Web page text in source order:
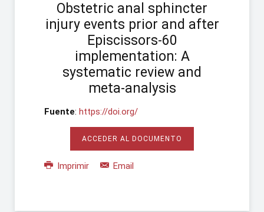
Obstetric anal sphincter
injury events prior and after
Episcissors-60
implementation: A
systematic review and
meta-analysis
Fuente: https://doi.org/
ACCEDER AL DOCUMENTO
Imprimir Email